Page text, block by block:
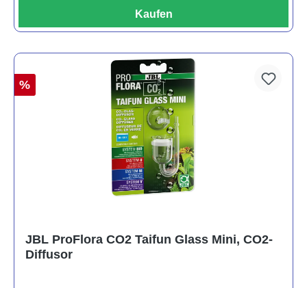
Kaufen
%
JBL ProFlora CO2 Taifun Glass Mini, CO2-
Diffusor